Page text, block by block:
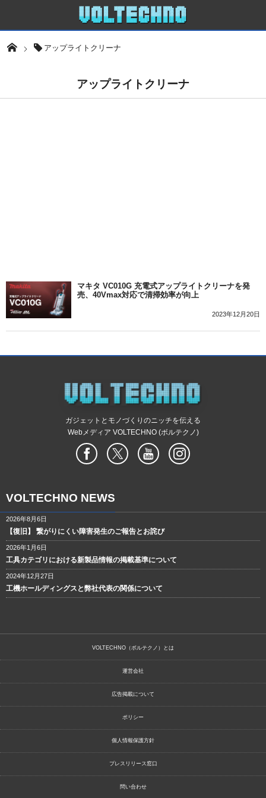
アップライトクリーナ
アップライトクリーナ
マキタ VC010G 充電式アップライトクリーナを発
売、40Vmax対応で清掃効率が向上
2023年12月20日
ガジェットとモノづくりのニッチを伝える
Webメディア VOLTECHNO (ボルテクノ)
VOLTECHNO NEWS
2026年8月6日
【復旧】 繋がりにくい障害発生のご報告とお詫び
2026年1月6日
工具カテゴリにおける新製品情報の掲載基準について
2024年12月27日
工機ホールディングスと弊社代表の関係について
VOLTECHNO（ボルテクノ）とは
運営会社
広告掲載について
ポリシー
個人情報保護方針
プレスリリース窓口
問い合わせ